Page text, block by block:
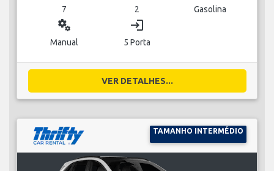
7 2 Gasolina
miscellaneous_services
Manual
login
5 Porta
VER DETALHES...
TAMANHO INTERMÉDIO